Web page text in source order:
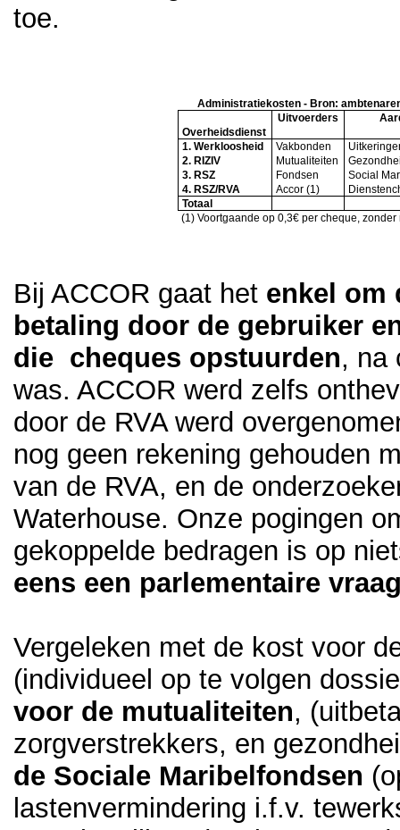
toe.
Administratiekosten - Bron:
Uitvoerders
Overheidsdienst
1. Werkloosheid
Vakbonden
2. RIZIV
Mutualiteiten
3. RSZ
Fondsen
Social
4. RSZ/RVA
Accor (1)
Totaal
(1) Voortgaande op 0,3€ per cheque,
Bij ACCOR gaat het enkel om
betaling door de gebruiker
die cheques opstuurden, na
was. ACCOR werd zelfs
door de RVA werd
nog geen rekening gehouden
van de RVA, en de
Waterhouse. Onze pogingen
gekoppelde bedragen is op
eens een parlementaire
Vergeleken met de kost voor
(individueel op te volgen
voor de mutualiteiten,
zorgverstrekkers, en
de Sociale Maribelfondsen
lastenvermindering i.f.v.